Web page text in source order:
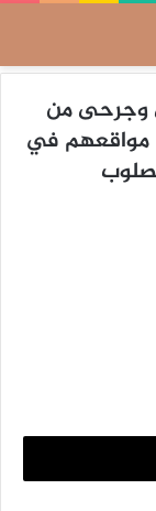
وجرحى من
مواقعهم في